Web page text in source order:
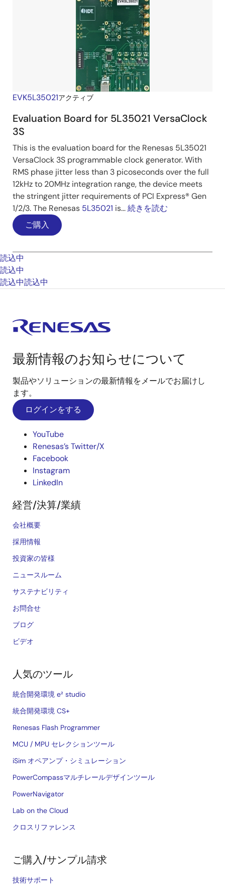
EVK5L35021アクティブ
Evaluation Board for 5L35021 VersaClock
3S
This is the evaluation board for the Renesas 5L35021
VersaClock 3S programmable clock generator. With
RMS phase jitter less than 3 picoseconds over the full
12kHz to 20MHz integration range, the device meets
the stringent jitter requirements of PCI Express® Gen
1/2/3. The Renesas 5L35021 is...続きを読む
ご購入
読込中
読込中
読込中読込中
最新情報のお知らせについて
製品やソリューションの最新情報をメールでお届けし
ます。
ログインをする
YouTube
Renesas’s Twitter/X
Facebook
Instagram
LinkedIn
経営/決算/業績
会社概要
採用情報
投資家の皆様
ニュースルーム
サステナビリティ
お問合せ
ブログ
ビデオ
人気のツール
統合開発環境 e² studio
統合開発環境 CS+
Renesas Flash Programmer
MCU / MPU セレクションツール
iSim オペアンプ・シミュレーション
PowerCompassマルチレールデザインツール
PowerNavigator
Lab on the Cloud
クロスリファレンス
ご購入/サンプル請求
技術サポート